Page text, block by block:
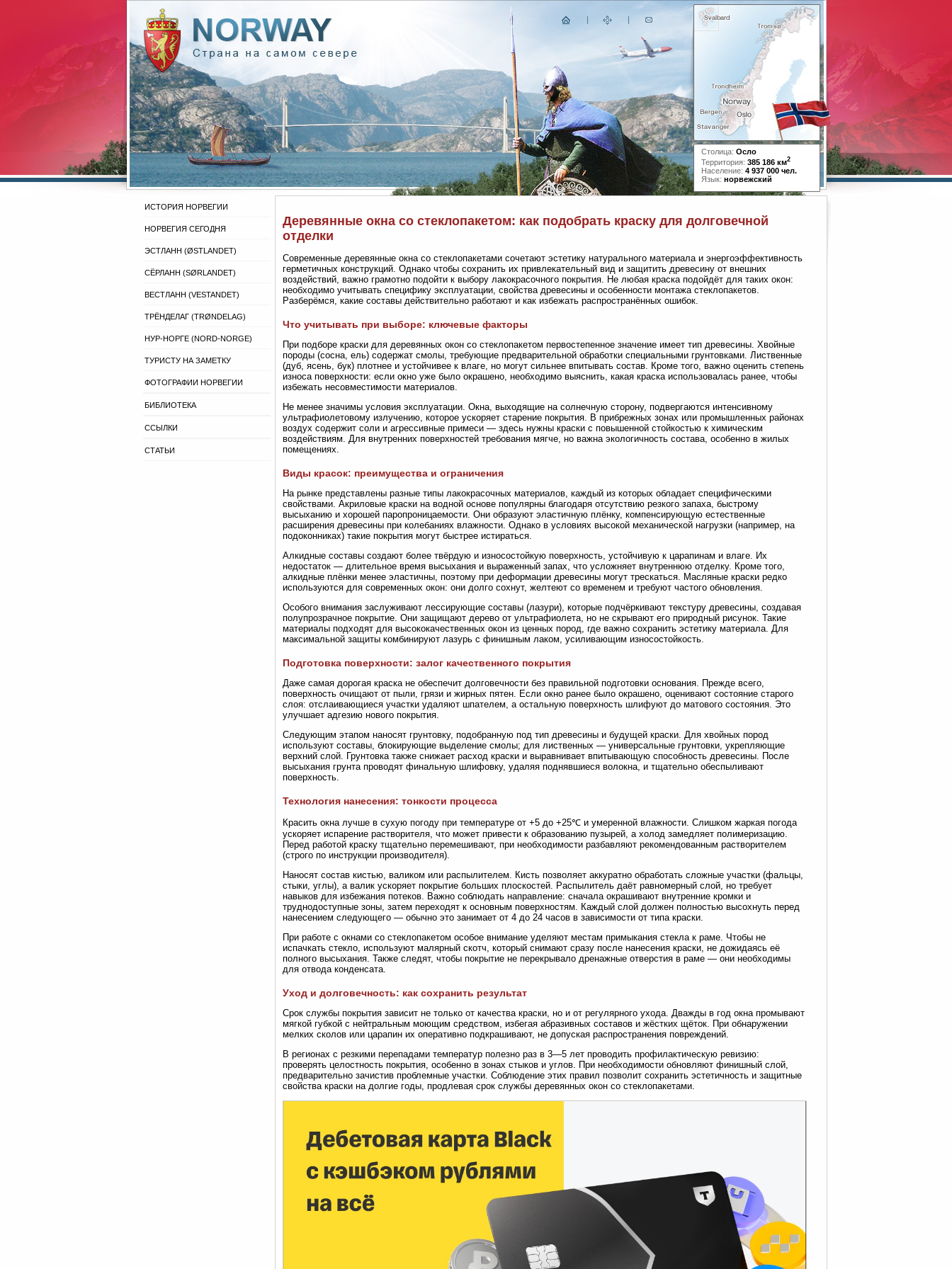
Столица: Осло
Территория: 385 186 км2
Население: 4 937 000 чел.
Язык: норвежский
ИСТОРИЯ НОРВЕГИИ
НОРВЕГИЯ СЕГОДНЯ
ЭСТЛАНН (ØSTLANDET)
СЁРЛАНН (SØRLANDET)
ВЕСТЛАНН (VESTANDET)
ТРЁНДЕЛАГ (TRØNDELAG)
НУР-НОРГЕ (NORD-NORGE)
ТУРИСТУ НА ЗАМЕТКУ
ФОТОГРАФИИ НОРВЕГИИ
БИБЛИОТЕКА
ССЫЛКИ
СТАТЬИ
Деревянные окна со стеклопакетом: как подобрать краску для долговечной
отделки
Современные деревянные окна со стеклопакетами сочетают эстетику натурального материала и энергоэффективность
герметичных конструкций. Однако чтобы сохранить их привлекательный вид и защитить древесину от внешних
воздействий, важно грамотно подойти к выбору лакокрасочного покрытия. Не любая краска подойдёт для таких окон:
необходимо учитывать специфику эксплуатации, свойства древесины и особенности монтажа стеклопакетов.
Разберёмся, какие составы действительно работают и как избежать распространённых ошибок.
Что учитывать при выборе: ключевые факторы
При подборе краски для деревянных окон со стеклопакетом первостепенное значение имеет тип древесины. Хвойные
породы (сосна, ель) содержат смолы, требующие предварительной обработки специальными грунтовками. Лиственные
(дуб, ясень, бук) плотнее и устойчивее к влаге, но могут сильнее впитывать состав. Кроме того, важно оценить степень
износа поверхности: если окно уже было окрашено, необходимо выяснить, какая краска использовалась ранее, чтобы
избежать несовместимости материалов.
Не менее значимы условия эксплуатации. Окна, выходящие на солнечную сторону, подвергаются интенсивному
ультрафиолетовому излучению, которое ускоряет старение покрытия. В прибрежных зонах или промышленных районах
воздух содержит соли и агрессивные примеси — здесь нужны краски с повышенной стойкостью к химическим
воздействиям. Для внутренних поверхностей требования мягче, но важна экологичность состава, особенно в жилых
помещениях.
Виды красок: преимущества и ограничения
На рынке представлены разные типы лакокрасочных материалов, каждый из которых обладает специфическими
свойствами. Акриловые краски на водной основе популярны благодаря отсутствию резкого запаха, быстрому
высыханию и хорошей паропроницаемости. Они образуют эластичную плёнку, компенсирующую естественные
расширения древесины при колебаниях влажности. Однако в условиях высокой механической нагрузки (например, на
подоконниках) такие покрытия могут быстрее истираться.
Алкидные составы создают более твёрдую и износостойкую поверхность, устойчивую к царапинам и влаге. Их
недостаток — длительное время высыхания и выраженный запах, что усложняет внутреннюю отделку. Кроме того,
алкидные плёнки менее эластичны, поэтому при деформации древесины могут трескаться. Масляные краски редко
используются для современных окон: они долго сохнут, желтеют со временем и требуют частого обновления.
Особого внимания заслуживают лессирующие составы (лазури), которые подчёркивают текстуру древесины, создавая
полупрозрачное покрытие. Они защищают дерево от ультрафиолета, но не скрывают его природный рисунок. Такие
материалы подходят для высококачественных окон из ценных пород, где важно сохранить эстетику материала. Для
максимальной защиты комбинируют лазурь с финишным лаком, усиливающим износостойкость.
Подготовка поверхности: залог качественного покрытия
Даже самая дорогая краска не обеспечит долговечности без правильной подготовки основания. Прежде всего,
поверхность очищают от пыли, грязи и жирных пятен. Если окно ранее было окрашено, оценивают состояние старого
слоя: отслаивающиеся участки удаляют шпателем, а остальную поверхность шлифуют до матового состояния. Это
улучшает адгезию нового покрытия.
Следующим этапом наносят грунтовку, подобранную под тип древесины и будущей краски. Для хвойных пород
используют составы, блокирующие выделение смолы; для лиственных — универсальные грунтовки, укрепляющие
верхний слой. Грунтовка также снижает расход краски и выравнивает впитывающую способность древесины. После
высыхания грунта проводят финальную шлифовку, удаляя поднявшиеся волокна, и тщательно обеспыливают
поверхность.
Технология нанесения: тонкости процесса
Красить окна лучше в сухую погоду при температуре от +5 до +25℃ и умеренной влажности. Слишком жаркая погода
ускоряет испарение растворителя, что может привести к образованию пузырей, а холод замедляет полимеризацию.
Перед работой краску тщательно перемешивают, при необходимости разбавляют рекомендованным растворителем
(строго по инструкции производителя).
Наносят состав кистью, валиком или распылителем. Кисть позволяет аккуратно обработать сложные участки (фальцы,
стыки, углы), а валик ускоряет покрытие больших плоскостей. Распылитель даёт равномерный слой, но требует
навыков для избежания потеков. Важно соблюдать направление: сначала окрашивают внутренние кромки и
труднодоступные зоны, затем переходят к основным поверхностям. Каждый слой должен полностью высохнуть перед
нанесением следующего — обычно это занимает от 4 до 24 часов в зависимости от типа краски.
При работе с окнами со стеклопакетом особое внимание уделяют местам примыкания стекла к раме. Чтобы не
испачкать стекло, используют малярный скотч, который снимают сразу после нанесения краски, не дожидаясь её
полного высыхания. Также следят, чтобы покрытие не перекрывало дренажные отверстия в раме — они необходимы
для отвода конденсата.
Уход и долговечность: как сохранить результат
Срок службы покрытия зависит не только от качества краски, но и от регулярного ухода. Дважды в год окна промывают
мягкой губкой с нейтральным моющим средством, избегая абразивных составов и жёстких щёток. При обнаружении
мелких сколов или царапин их оперативно подкрашивают, не допуская распространения повреждений.
В регионах с резкими перепадами температур полезно раз в 3—5 лет проводить профилактическую ревизию:
проверять целостность покрытия, особенно в зонах стыков и углов. При необходимости обновляют финишный слой,
предварительно зачистив проблемные участки. Соблюдение этих правил позволит сохранить эстетичность и защитные
свойства краски на долгие годы, продлевая срок службы деревянных окон со стеклопакетами.